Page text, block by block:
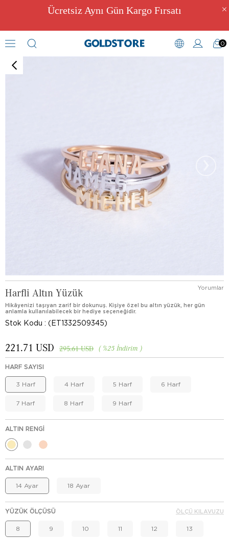
Ücretsiz Aynı Gün Kargo Fırsatı
0
Harf Yüzükler
Harfli Altın Yüzük Yorumlar
Hikâyenizi taşıyan zarif bir dokunuş. Kişiye özel bu altın yüzük, her gün
anlamla kullanılabilecek bir hediye seçeneğidir.
Stok Kodu (ET1332509345)
%25 İndirim
295.61 USD
221.71 USD
HARF SAYISI
3 Harf 4 Harf 5 Harf 6 Harf
7 Harf 8 Harf 9 Harf
ALTIN RENGI
ALTIN AYARI
14 Ayar 18 Ayar
YÜZÜK ÖLÇÜSÜ
8 9 10 11 12 13
ÖLÇÜ KILAVUZU